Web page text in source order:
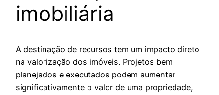
imobiliária
A destinação de recursos tem um impacto direto
na valorização dos imóveis. Projetos bem
planejados e executados podem aumentar
significativamente o valor de uma propriedade,